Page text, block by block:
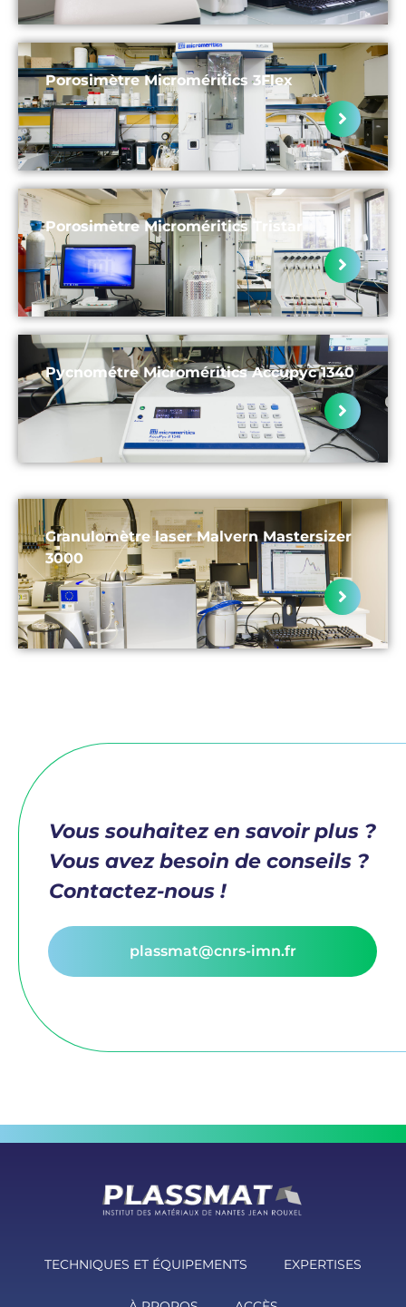
Porosimètre Microméritics 3Flex
Porosimètre Microméritics Tristar
Pycnométre Microméritics Accupyc 1340
Granulomètre laser Malvern Mastersizer
3000
Vous souhaitez en savoir plus ?
Vous avez besoin de conseils ?
Contactez-nous !
plassmat@cnrs-imn.fr
TECHNIQUES ET ÉQUIPEMENTS EXPERTISES